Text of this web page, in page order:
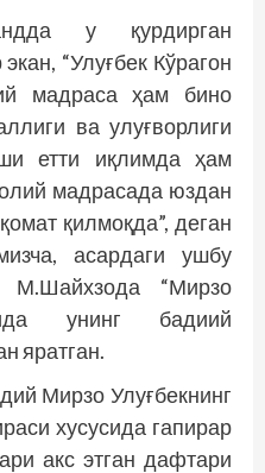
у қурдирган
“Улуғбек Кўрагон
мадраса ҳам бино
ва улуғворлиги
етти иқлимда ҳам
мадрасада юздан
қилмоқда”, деган
асардаги ушбу
М.Шайхзода “Мирзо
унинг бадиий
яратган.
Мирзо Улуғбекнинг
хусусида гапирар
акс этган дафтари